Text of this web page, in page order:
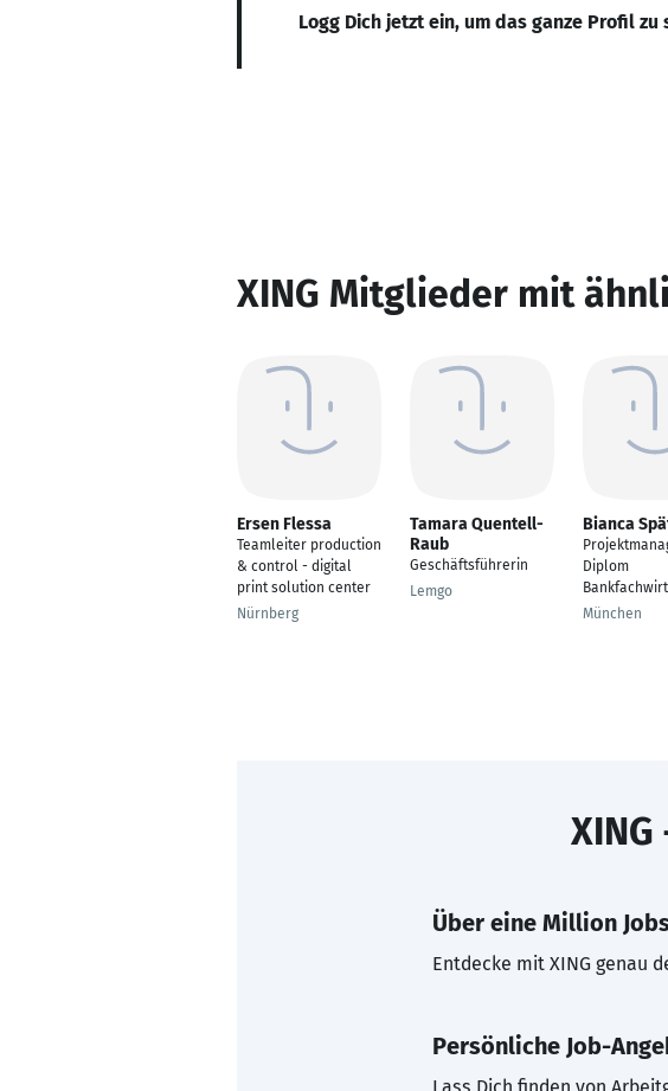
Logg Dich jetzt ein, um das ganze Profil zu
XING Mitglieder mit
Ersen Flessa
Teamleiter production
& control - digital
print solution center
Nürnberg
Tamara Quentell-
Raub
Geschäftsführerin
Lemgo
Bianca
Diplom
München
Über eine Million
Entdecke mit XING genau
Persönliche Job-